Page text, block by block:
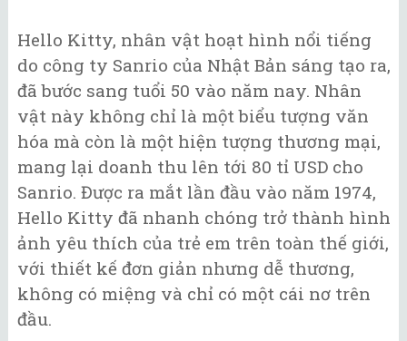
Hello Kitty, nhân vật hoạt hình nổi tiếng
do công ty Sanrio của Nhật Bản sáng tạo ra,
đã bước sang tuổi 50 vào năm nay. Nhân
vật này không chỉ là một biểu tượng văn
hóa mà còn là một hiện tượng thương mại,
mang lại doanh thu lên tới 80 tỉ USD cho
Sanrio. Được ra mắt lần đầu vào năm 1974,
Hello Kitty đã nhanh chóng trở thành hình
ảnh yêu thích của trẻ em trên toàn thế giới,
với thiết kế đơn giản nhưng dễ thương,
không có miệng và chỉ có một cái nơ trên
đầu.